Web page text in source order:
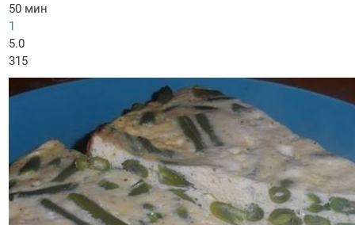
50 мин
1
5.0
315